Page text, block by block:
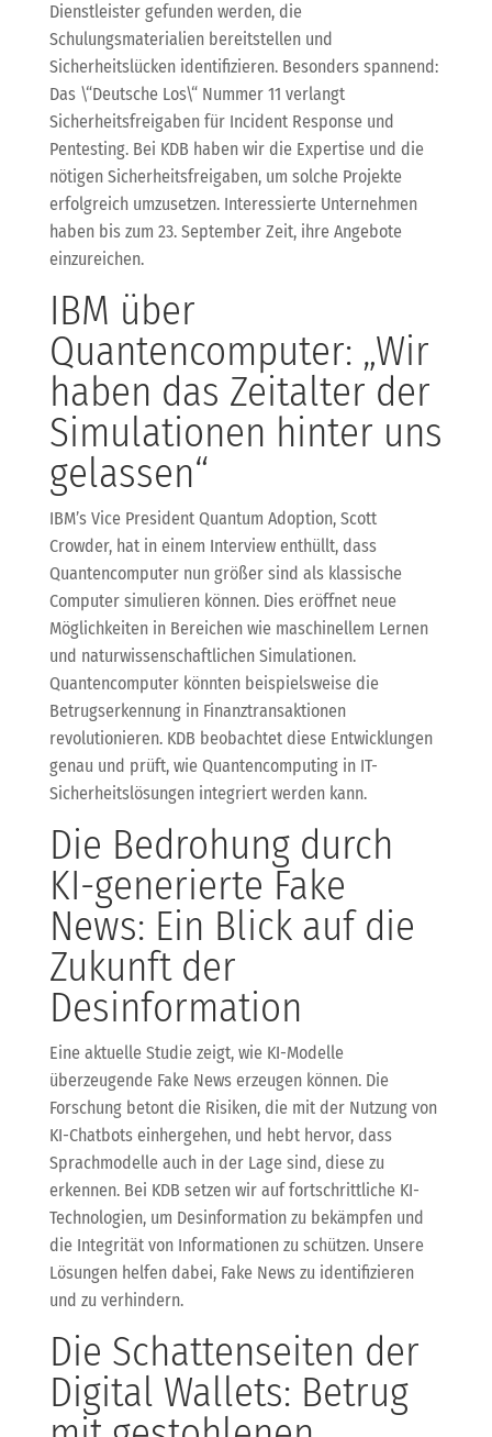
Dienstleister gefunden werden, die
Schulungsmaterialien bereitstellen und
Sicherheitslücken identifizieren. Besonders spannend:
Das \“Deutsche Los\“ Nummer 11 verlangt
Sicherheitsfreigaben für Incident Response und
Pentesting. Bei KDB haben wir die Expertise und die
nötigen Sicherheitsfreigaben, um solche Projekte
erfolgreich umzusetzen. Interessierte Unternehmen
haben bis zum 23. September Zeit, ihre Angebote
einzureichen.
IBM über
Quantencomputer: „Wir
haben das Zeitalter der
Simulationen hinter uns
gelassen“
IBM’s Vice President Quantum Adoption, Scott
Crowder, hat in einem Interview enthüllt, dass
Quantencomputer nun größer sind als klassische
Computer simulieren können. Dies eröffnet neue
Möglichkeiten in Bereichen wie maschinellem Lernen
und naturwissenschaftlichen Simulationen.
Quantencomputer könnten beispielsweise die
Betrugserkennung in Finanztransaktionen
revolutionieren. KDB beobachtet diese Entwicklungen
genau und prüft, wie Quantencomputing in IT-
Sicherheitslösungen integriert werden kann.
Die Bedrohung durch
KI-generierte Fake
News: Ein Blick auf die
Zukunft der
Desinformation
Eine aktuelle Studie zeigt, wie KI-Modelle
überzeugende Fake News erzeugen können. Die
Forschung betont die Risiken, die mit der Nutzung von
KI-Chatbots einhergehen, und hebt hervor, dass
Sprachmodelle auch in der Lage sind, diese zu
erkennen. Bei KDB setzen wir auf fortschrittliche KI-
Technologien, um Desinformation zu bekämpfen und
die Integrität von Informationen zu schützen. Unsere
Lösungen helfen dabei, Fake News zu identifizieren
und zu verhindern.
Die Schattenseiten der
Digital Wallets: Betrug